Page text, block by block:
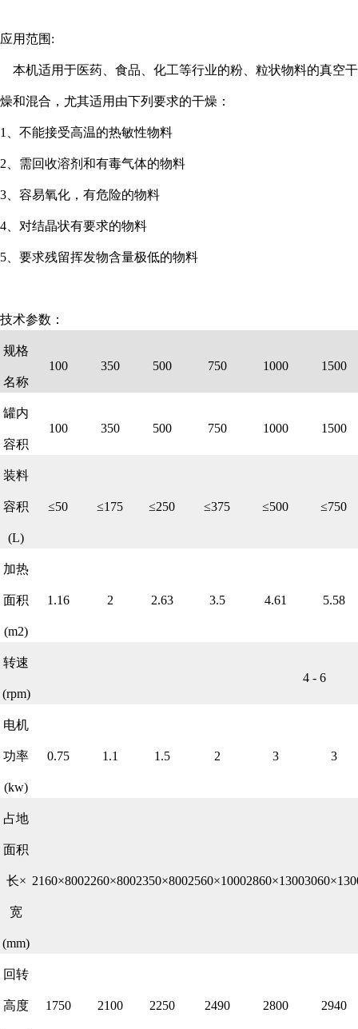
应用范围:
本机适用于医药、食品、化工等行业的粉、粒状物料的真空干
燥和混合，尤其适用由下列要求的干燥：
1、不能接受高温的热敏性物料
2、需回收溶剂和有毒气体的物料
3、容易氧化，有危险的物料
4、对结晶状有要求的物料
5、要求残留挥发物含量极低的物料
技术参数：
规格
名称
100 350 500 750 1000 1500
罐内
容积
100 350 500 750 1000 1500
装料
容积
(L)
≤50 ≤175 ≤250 ≤375 ≤500 ≤750
加热
面积
(m2)
1.16 2 2.63 3.5 4.61 5.58
转速
(rpm)
4 - 6
电机
功率
(kw)
0.75 1.1 1.5 2 3 3
占地
面积
长×
宽
(mm)
2160×8002260×8002350×8002560×10002860×1300
回转
高度 1750 2100 2250 2490 2800 2940